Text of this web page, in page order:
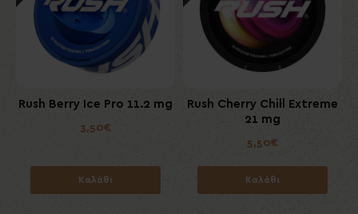
Rush Berry Ice Pro 11.2 mg
3,50€
Καλάθι
Rush Cherry Chill Extreme
21 mg
5,50€
Καλάθι